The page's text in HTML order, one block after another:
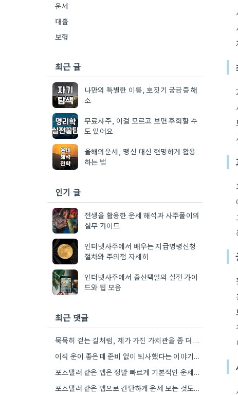
운세
대출
보험
최근 글
나만의 특별한 이름, 호짓기 궁금증 해
소
무료사주, 이걸 모르고 보면 후회할 수
도 있어요
올해의운세, 맹신 대신 현명하게 활용
하는 법
인기 글
전생을 활용한 운세 해석과 사주풀이의
실무 가이드
인터넷사주에서 배우는 지급명령신청
절차와 주의점 자세히
인터넷사주에서 출산택일의 실전 가이
드와 팁 모음
최근 댓글
묵묵히 걷는 길처럼, 제가 가진 가치관을 좀 더 명확하게 정리해봐야겠어요.
이직 운이 좋은데 준비 없이 퇴사했다는 이야기가 마음 아프네요. 좀 더 신중하게 상황을 판단해야 할…
포스텔러 같은 앱은 정말 빠르게 기본적인 운세를 알려주네요. 저는 운세 보는 것보다, 앞으로의 계획을 세울…
포스텔러 같은 앱으로 간단하게 운세 보는 것도 괜찮네요. 꼼꼼하게 분석하기 전에 먼저 방향 잡기가 좋겠어요.